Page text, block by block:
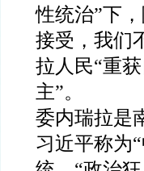
性统治”下
接受，我们
拉人民“重
主”。
委内瑞拉是
习近平称为